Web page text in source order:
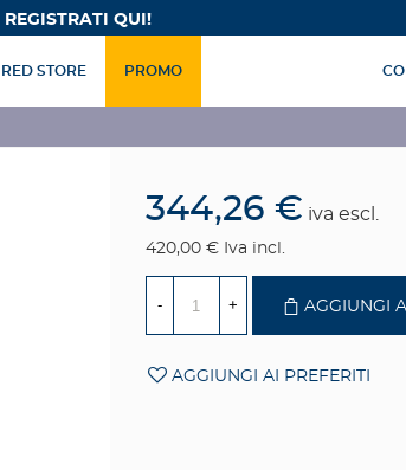
REGISTRATI QUI!
RED STORE PROMO
344,26 € iva escl.
420,00 € Iva incl.
- + AGGIUNGI
AGGIUNGI AI PREFERITI